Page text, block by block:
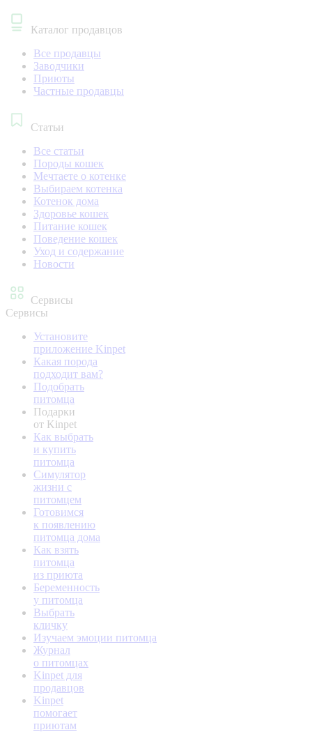
Каталог продавцов
Все продавцы
Заводчики
Приюты
Частные продавцы
Статьи
Все статьи
Породы кошек
Мечтаете о котенке
Выбираем котенка
Котенок дома
Здоровье кошек
Питание кошек
Поведение кошек
Уход и содержание
Новости
Сервисы
Сервисы
Установите
приложение Kinpet
Какая порода
подходит вам?
Подобрать
питомца
Подарки
от Kinpet
Как выбрать
и купить
питомца
Симулятор
жизни с
питомцем
Готовимся
к появлению
питомца дома
Как взять
питомца
из приюта
Беременность
у питомца
Выбрать
кличку
Изучаем эмоции питомца
Журнал
о питомцах
Kinpet для
продавцов
Kinpet
помогает
приютам